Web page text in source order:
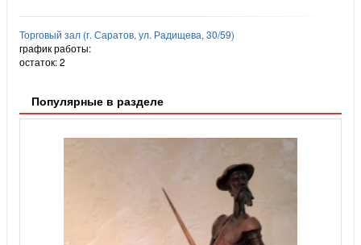
Торговый зал (г. Саратов, ул. Радищева, 30/59)
график работы:
остаток:2
Популярные в разделе